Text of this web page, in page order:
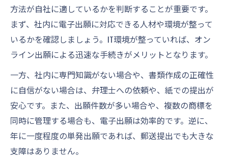
方法が自社に適しているかを判断することが重要です。
まず、社内に電子出願に対応できる人材や環境が整って
いるかを確認しましょう。IT環境が整っていれば、オン
ライン出願による迅速な手続きがメリットとなります。
一方、社内に専門知識がない場合や、書類作成の正確性
に自信がない場合は、弁理士への依頼や、紙での提出が
安心です。また、出願件数が多い場合や、複数の商標を
同時に管理する場合も、電子出願は効率的です。逆に、
年に一度程度の単発出願であれば、郵送提出でも大きな
支障はありません。